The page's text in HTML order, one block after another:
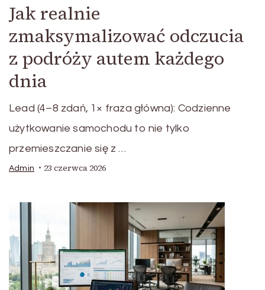
Jak realnie
zmaksymalizować odczucia
z podróży autem każdego
dnia
Lead (4–8 zdań, 1× fraza główna): Codzienne
użytkowanie samochodu to nie tylko
przemieszczanie się z …
Admin 23 czerwca 2026